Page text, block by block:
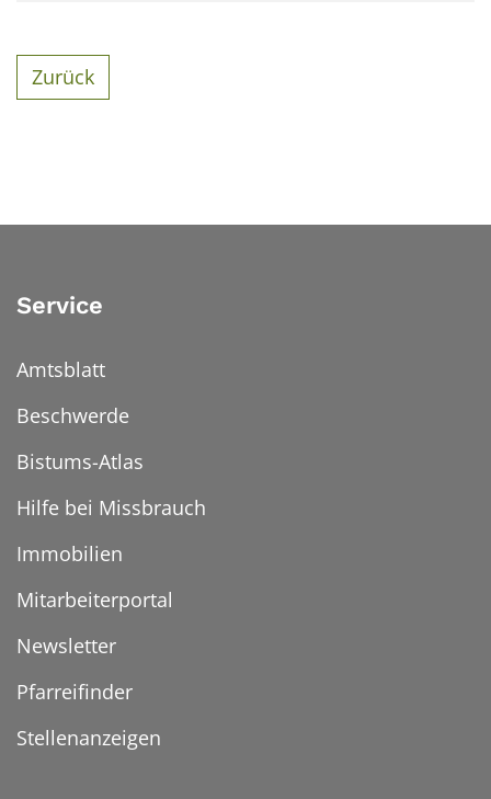
Zurück
Service
Amtsblatt
Beschwerde
Bistums-Atlas
Hilfe bei Missbrauch
Immobilien
Mitarbeiterportal
Newsletter
Pfarreifinder
Stellenanzeigen